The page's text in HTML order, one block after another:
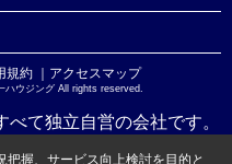
規約 ｜アクセスマップ
ウジング All rights reserved.
て独立自営の会社です。
握、サービス向上検討を目的と